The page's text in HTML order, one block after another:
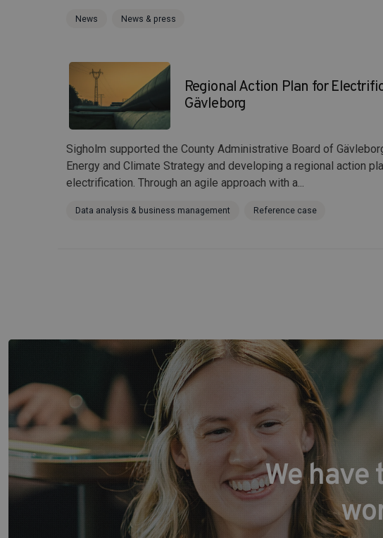
News News & press
Regional Action Plan for
Gävleborg
Sigholm supported the County Administrative Board of
Energy and Climate Strategy and developing a regional action
electrification. Through an agile approach with a...
Data analysis & business management Reference case
We have